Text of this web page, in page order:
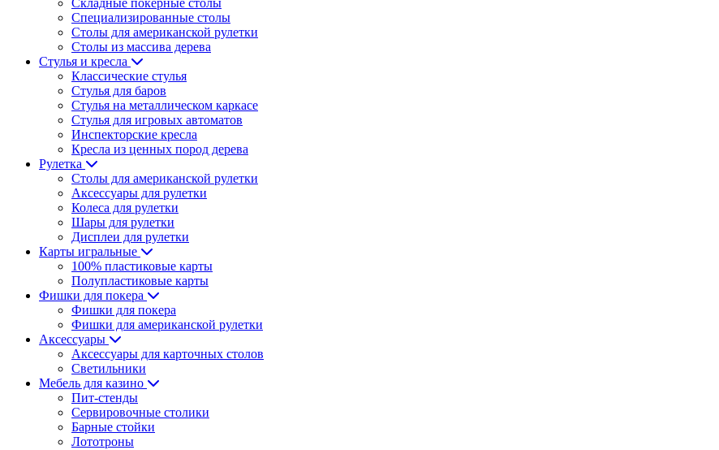
Складные покерные столы
Специализированные столы
Столы для американской рулетки
Столы из массива дерева
Стулья и кресла
Классические стулья
Стулья для баров
Стулья на металлическом каркасе
Стулья для игровых автоматов
Инспекторские кресла
Кресла из ценных пород дерева
Рулетка
Столы для американской рулетки
Аксессуары для рулетки
Колеса для рулетки
Шары для рулетки
Дисплеи для рулетки
Карты игральные
100% пластиковые карты
Полупластиковые карты
Фишки для покера
Фишки для покера
Фишки для американской рулетки
Аксессуары
Аксессуары для карточных столов
Светильники
Мебель для казино
Пит-стенды
Сервировочные столики
Барные стойки
Лототроны